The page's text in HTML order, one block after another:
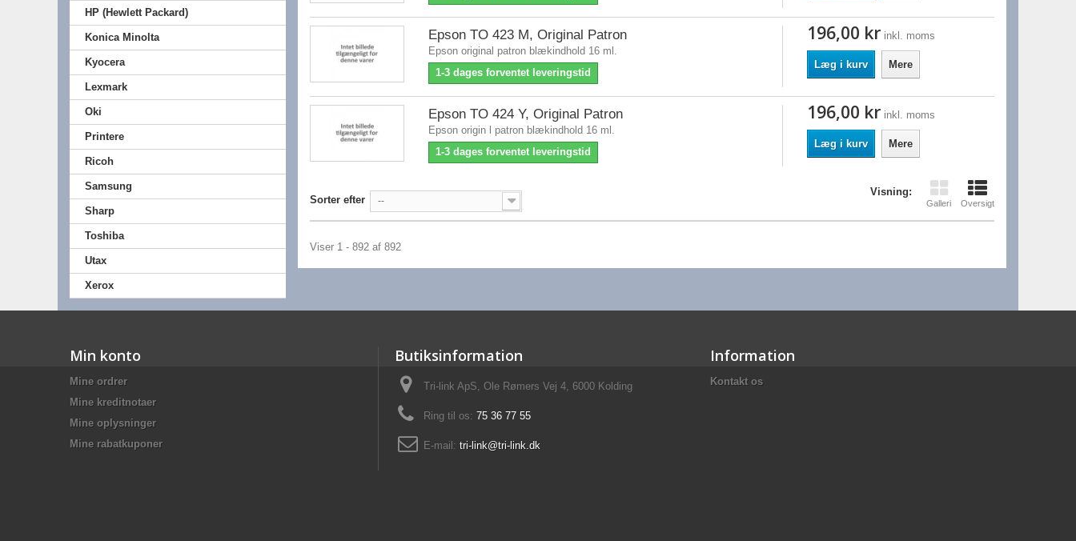
HP (Hewlett Packard)
Konica Minolta
Kyocera
Lexmark
Oki
Printere
Ricoh
Samsung
Sharp
Toshiba
Utax
Xerox
Epson TO 423 M, Original Patron
Epson original patron blækindhold 16 ml.
1-3 dages forventet leveringstid
196,00 kr inkl. moms
Læg i kurv Mere
Epson TO 424 Y, Original Patron
Epson origin l patron blækindhold 16 ml.
1-3 dages forventet leveringstid
196,00 kr inkl. moms
Læg i kurv Mere
Visning:
Galleri Oversigt
Sorter efter --
Viser 1 - 892 af 892
Min konto
Mine ordrer
Mine kreditnotaer
Mine oplysninger
Mine rabatkuponer
Butiksinformation
Tri-link ApS, Ole Rømers Vej 4, 6000 Kolding
Ring til os: 75 36 77 55
E-mail: tri-link@tri-link.dk
Information
Kontakt os